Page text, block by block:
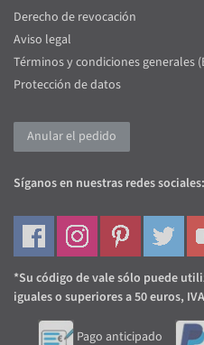
Derecho de revocación
Aviso legal
Términos y condiciones generales
Protección de datos
Anular el pedido
Síganos en nuestras redes sociales:
*Su código de vale sólo puede
iguales o superiores a 50 euros,
Pago anticipado